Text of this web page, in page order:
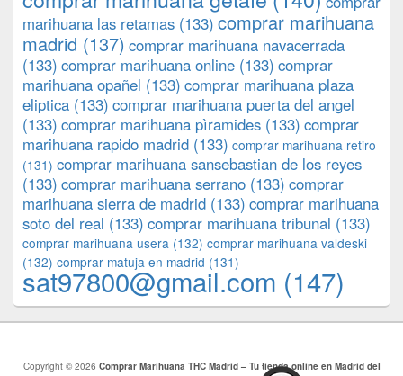
marihuana las retamas (133) comprar marihuana
madrid (137) comprar marihuana navacerrada
(133) comprar marihuana online (133) comprar
marihuana opañel (133) comprar marihuana plaza
eliptica (133) comprar marihuana puerta del angel
(133) comprar marihuana pìramides (133) comprar
marihuana rapido madrid (133) comprar marihuana retiro
(131) comprar marihuana sansebastian de los reyes
(133) comprar marihuana serrano (133) comprar
marihuana sierra de madrid (133) comprar marihuana
soto del real (133) comprar marihuana tribunal (133)
comprar marihuana usera (132) comprar marihuana valdeski
(132) comprar matuja en madrid (131)
sat97800@gmail.com (147)
Copyright © 2026 Comprar Marihuana THC Madrid – Tu tienda online en Madrid del